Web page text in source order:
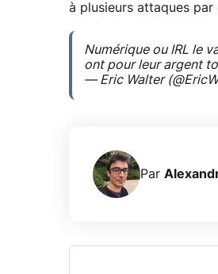
à plusieurs attaques
Numérique ou IRL le
ont pour leur argent
— Eric Walter
Par